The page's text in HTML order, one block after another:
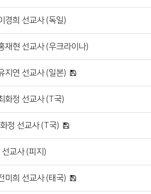
경희 선교사 (독일)
재현 선교사 (우크라이나)
지연 선교사 (일본)
화정 선교사 (T국)
정 선교사 (T국)
교사 (피지)
미희 선교사 (태국)